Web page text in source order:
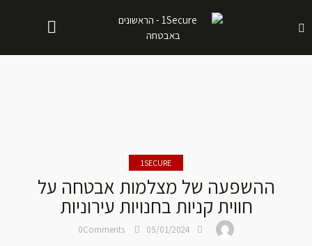
1SECURE
ההשפעה של מצלמות אבטחה על
חווית קניות בחנויות עירוניות
05/01/2024
0Comments